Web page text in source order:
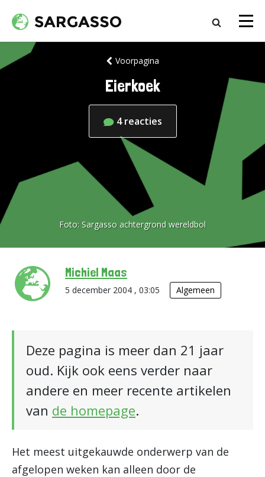
Voorpagina
Eierkoek
4 reacties
Foto: Sargasso achtergrond wereldbol
Michiel Maas
5 december 2004 , 03:05 Algemeen
Deze pagina is meer dan 21 jaar
oud. Kijk ook eens verder naar
andere en meer recente artikelen
van de homepage.
Het meest uitgekauwde onderwerp van de
afgelopen weken kan alleen door de